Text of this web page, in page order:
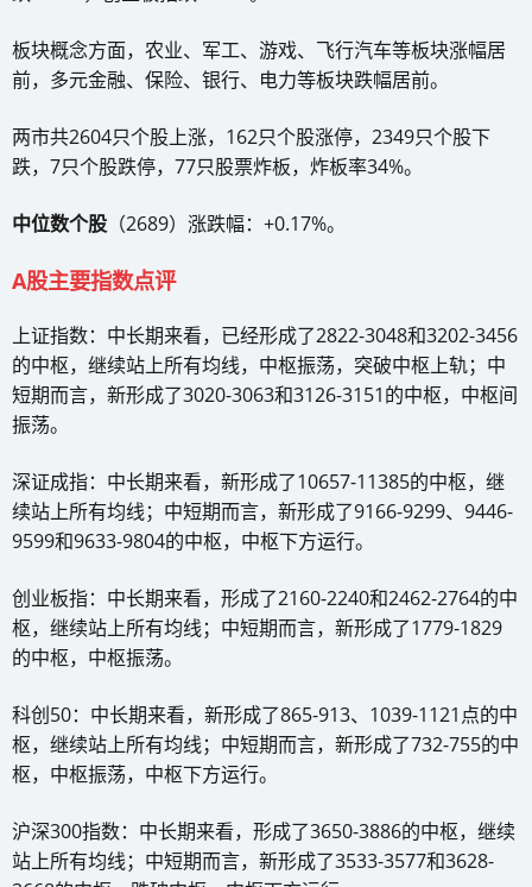
板块概念方面，农业、军工、游戏、飞行汽车等板块涨幅居
前，多元金融、保险、银行、电力等板块跌幅居前。
两市共2604只个股上涨，162只个股涨停，2349只个股下
跌，7只个股跌停，77只股票炸板，炸板率34%。
中位数个股 （2689）涨跌幅：+0.17%。
A股主要指数点评
上证指数：中长期来看，已经形成了2822-3048和3202-3456
的中枢，继续站上所有均线，中枢振荡，突破中枢上轨；中
短期而言，新形成了3020-3063和3126-3151的中枢，中枢间
振荡。
深证成指：中长期来看，新形成了10657-11385的中枢，继
续站上所有均线；中短期而言，新形成了9166-9299、9446-
9599和9633-9804的中枢，中枢下方运行。
创业板指：中长期来看，形成了2160-2240和2462-2764的中
枢，继续站上所有均线；中短期而言，新形成了1779-1829
的中枢，中枢振荡。
科创50：中长期来看，新形成了865-913、1039-1121点的中
枢，继续站上所有均线；中短期而言，新形成了732-755的中
枢，中枢振荡，中枢下方运行。
沪深300指数：中长期来看，形成了3650-3886的中枢，继续
站上所有均线；中短期而言，新形成了3533-3577和3628-